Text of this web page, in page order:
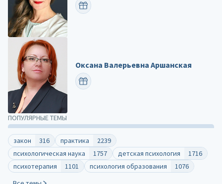
ПОПУЛЯРНЫЕ ТЕМЫ
закон 316 практика
2239
психологическая наука
1757 детская психология
1716
психотерапия
1101 психология образования
1076
ПОЗДРАВИТЬ
Оксана Валерьевна Аршанская
ПОЗДРАВИТЬ